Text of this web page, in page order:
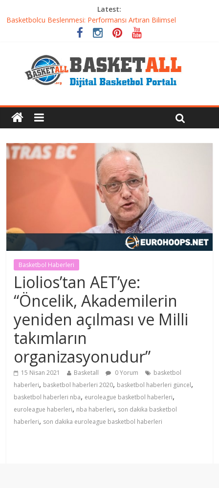
Latest:
Basketbolcu Beslenmesi: Performansı Artıran Bilimsel
Basketbolda Şut Antrenmanı ve Grafik Oluşturma
Dünyanın En İyi Basketbol Takımı: Gerçek Şampiyon Kim?
Etkili Basketbol Antrenmanı Nasıl Olmalı
Basketbol Haberleri
Liolios’tan AET’ye:
“Öncelik, Akademilerin
yeniden açılması ve Milli
takımların
organizasyonudur”
15 Nisan 2021 Basketall 0 Yorum
basketbol
haberleri, basketbol haberleri 2020, basketbol haberleri güncel,
basketbol haberleri nba, euroleague basketbol haberleri,
euroleague haberleri, nba haberleri, son dakika basketbol
haberleri, son dakika euroleague basketbol haberleri